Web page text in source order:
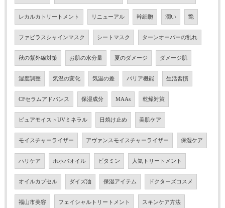
レカルカトリートメント リニューアル 幹細胞 潤い 艶
ファビラスシャインマスク シートマスク ターンオーバーの乱れ
秋の紫外線対策 お肌の水分量 夏のダメージ ダメージ肌
湿度調整 気温の変化 気温の差 バリア機能 生活習慣
CFセラムアドバンス 保湿成分 MAAs 乾燥対策
ピュアモイストUVミネラル 日焼け止め 美肌ケア
モイスチャーライザー アヴァンスモイスチャーライザー 保湿ケア
ハリケア ホホバオイル ビタミン 人気トリートメント
オイルカプセル ダイズ油 保湿アイテム ドクターズコスメ
福山市美容 フェイシャルトリートメント スキンケア方法